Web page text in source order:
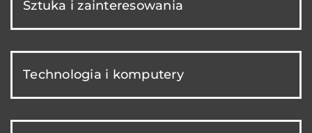
Sztuka i zainteresowania
Technologia i komputery